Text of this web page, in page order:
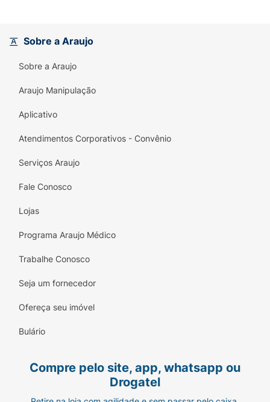
Sobre a Araujo
Sobre a Araujo
Araujo Manipulação
Aplicativo
Atendimentos Corporativos - Convênio
Serviços Araujo
Fale Conosco
Lojas
Programa Araujo Médico
Trabalhe Conosco
Seja um fornecedor
Ofereça seu imóvel
Bulário
Compre pelo site, app, whatsapp ou
Drogatel